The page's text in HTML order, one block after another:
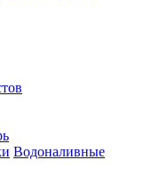
Водоналивные